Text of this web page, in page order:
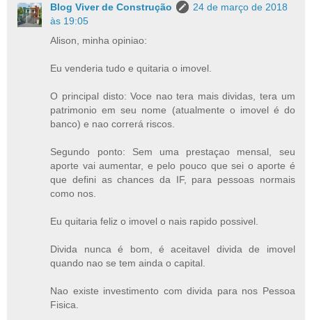
Blog Viver de Construção
24 de março de 2018
às 19:05
Alison, minha opiniao:
Eu venderia tudo e quitaria o imovel.
O principal disto: Voce nao tera mais dividas, tera um
patrimonio em seu nome (atualmente o imovel é do
banco) e nao correrá riscos.
Segundo ponto: Sem uma prestaçao mensal, seu
aporte vai aumentar, e pelo pouco que sei o aporte é
que defini as chances da IF, para pessoas normais
como nos.
Eu quitaria feliz o imovel o nais rapido possivel.
Divida nunca é bom, é aceitavel divida de imovel
quando nao se tem ainda o capital.
Nao existe investimento com divida para nos Pessoa
Fisica.